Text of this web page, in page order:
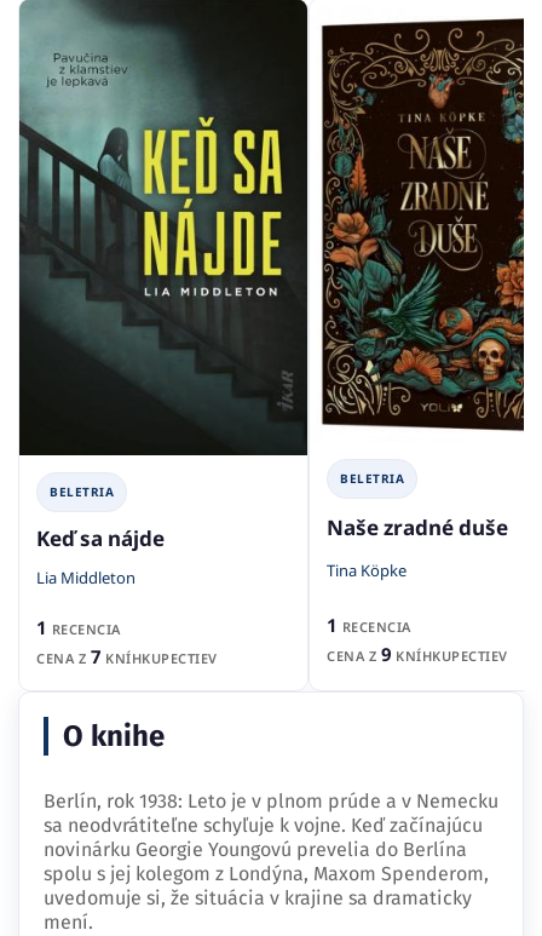
BELETRIA
Keď sa nájde
Lia Middleton
1 RECENCIA
CENA Z 7 KNÍHKUPECTIEV
BELETRIA
Naše zradné duše
Tina Köpke
1 RECENCIA
CENA Z 9 KNÍHKUPECTIEV
O knihe
Berlín, rok 1938: Leto je v plnom prúde a v Nemecku
sa neodvrátiteľne schyľuje k vojne. Keď začínajúcu
novinárku Georgie Youngovú prevelia do Berlína
spolu s jej kolegom z Londýna, Maxom Spenderom,
uvedomuje si, že situácia v krajine sa dramaticky
mení.